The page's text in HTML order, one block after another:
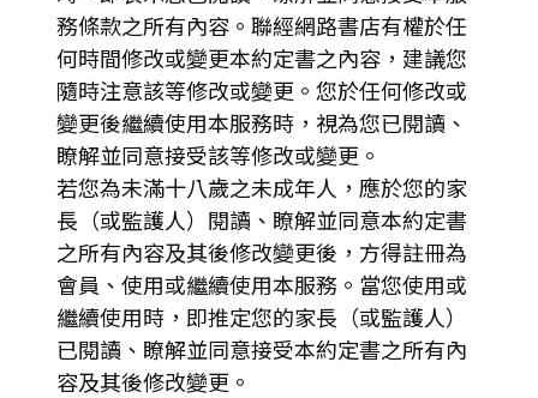
務條款之所有內容。聯經網路書店有權於任
何時間修改或變更本約定書之內容，建議您
隨時注意該等修改或變更。您於任何修改或
變更後繼續使用本服務時，視為您已閱讀、
瞭解並同意接受該等修改或變更。
若您為未滿十八歲之未成年人，應於您的家
長（或監護人）閱讀、瞭解並同意本約定書
之所有內容及其後修改變更後，方得註冊為
會員、使用或繼續使用本服務。當您使用或
繼續使用時，即推定您的家長（或監護人）
已閱讀、瞭解並同意接受本約定書之所有內
容及其後修改變更。